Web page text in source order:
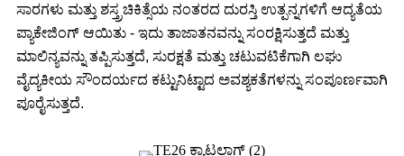
ಸಾರಗಳು ಮತ್ತು ಶಸ್ತ್ರಚಿಕಿತ್ಸೆಯ ನಂತರದ ದುರಸ್ತಿ ಉತ್ಪನ್ನಗಳಿಗೆ ಆದ್ಯತೆಯ
ಪ್ಯಾಕೇಜಿಂಗ್ ಆಯಿತು - ಇದು ತಾಜಾತನವನ್ನು ಸಂರಕ್ಷಿಸುತ್ತದೆ ಮತ್ತು
ಮಾಲಿನ್ಯವನ್ನು ತಪ್ಪಿಸುತ್ತದೆ, ಸುರಕ್ಷತೆ ಮತ್ತು ಚಟುವಟಿಕೆಗಾಗಿ ಲಘು
ವೈದ್ಯಕೀಯ ಸೌಂದರ್ಯದ ಕಟ್ಟುನಿಟ್ಟಾದ ಅವಶ್ಯಕತೆಗಳನ್ನು ಸಂಪೂರ್ಣವಾಗಿ
ಪೂರೈಸುತ್ತದೆ.